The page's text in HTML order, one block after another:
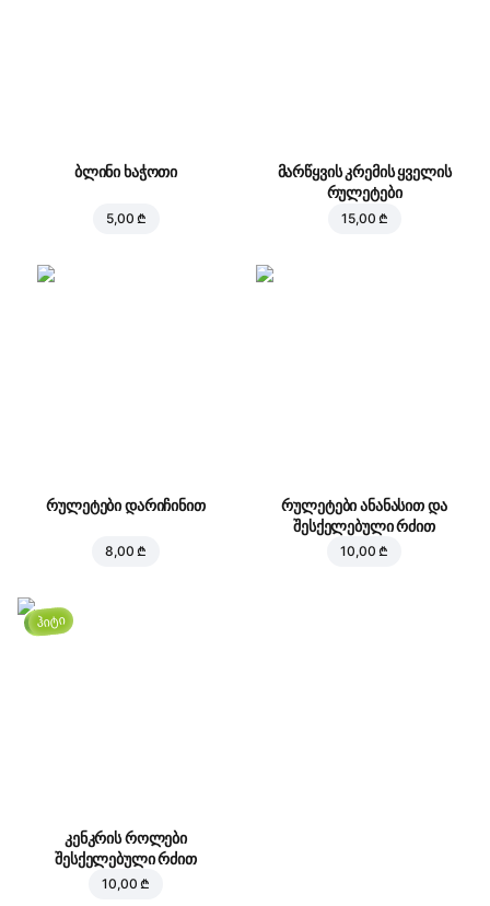
ბლინი ხაჭოთი
5,00 ₾
მარწყვის კრემის ყველის
რულეტები
15,00 ₾
რულეტები დარიჩინით
8,00 ₾
რულეტები ანანასით და
შესქელებული რძით
10,00 ₾
ჰიტი
კენკრის როლები
შესქელებული რძით
10,00 ₾